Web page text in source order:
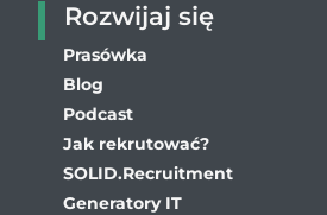
Rozwijaj się
Prasówka
Blog
Podcast
Jak rekrutować?
SOLID.Recruitment
Generatory IT